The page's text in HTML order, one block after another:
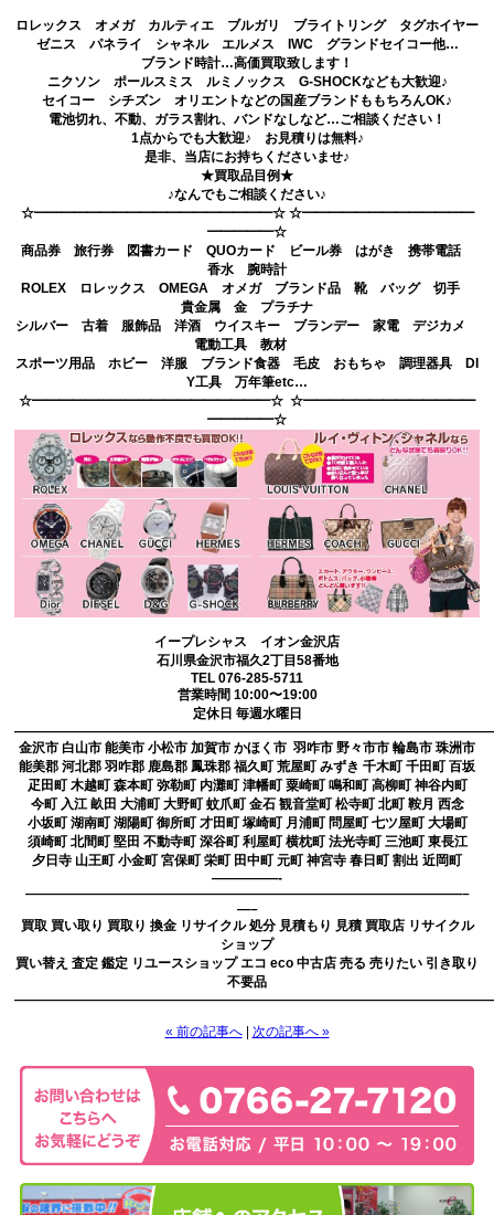
ロレックス オメガ カルティエ ブルガリ ブライトリング タグホイヤー
ゼニス パネライ シャネル エルメス IWC グランドセイコー他…
ブランド時計…高価買取致します！
ニクソン ポールスミス ルミノックス G-SHOCKなども大歓迎♪
セイコー シチズン オリエントなどの国産ブランドももちろんOK♪
電池切れ、不動、ガラス割れ、バンドなしなど…ご相談ください！
1点からでも大歓迎♪ お見積りは無料♪
是非、当店にお持ちくださいませ♪
★買取品目例★
♪なんでもご相談ください♪
☆━━━━━━━━━━━━━━━━━━☆ ☆━━━━━━━━━━━━━
━━━━━☆
商品券 旅行券 図書カード QUOカード ビール券 はがき 携帯電話
香水 腕時計
ROLEX ロレックス OMEGA オメガ ブランド品 靴 バッグ 切手
貴金属 金 プラチナ
シルバー 古着 服飾品 洋酒 ウイスキー ブランデー 家電 デジカメ
電動工具 教材
スポーツ用品 ホビー 洋服 ブランド食器 毛皮 おもちゃ 調理器具 DI
Y工具 万年筆etc…
☆━━━━━━━━━━━━━━━━━━☆ ☆━━━━━━━━━━━━━
━━━━━☆
イープレシャス イオン金沢店
石川県金沢市福久2丁目58番地
TEL 076-285-5711
営業時間 10:00〜19:00
定休日 毎週水曜日
金沢市 白山市 能美市 小松市 加賀市 かほく市 羽咋市 野々市市 輪島市 珠洲市
能美郡 河北郡 羽咋郡 鹿島郡 鳳珠郡 福久町 荒屋町 みずき 千木町 千田町 百坂
疋田町 木越町 森本町 弥勒町 内灘町 津幡町 粟崎町 鳴和町 高柳町 神谷内町
今町 入江 畝田 大浦町 大野町 蚊爪町 金石 観音堂町 松寺町 北町 鞍月 西念
小坂町 湖南町 湖陽町 御所町 才田町 塚崎町 月浦町 問屋町 七ツ屋町 大場町
須崎町 北間町 堅田 不動寺町 深谷町 利屋町 横枕町 法光寺町 三池町 東長江
夕日寺 山王町 小金町 宮保町 栄町 田中町 元町 神宮寺 春日町 割出 近岡町
—————-
—————————————————————————————————–
—–
買取 買い取り 買取り 換金 リサイクル 処分 見積もり 見積 買取店 リサイクル
ショップ
買い替え 査定 鑑定 リユースショップ エコ eco 中古店 売る 売りたい 引き取り
不要品
« 前の記事へ| 次の記事へ »